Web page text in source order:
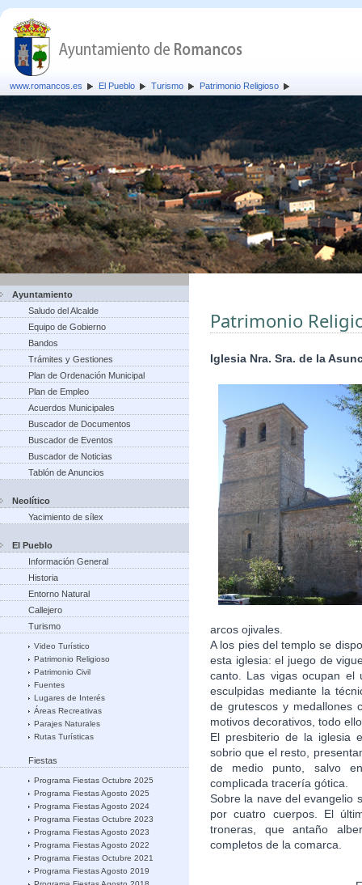
www.romancos.es El Pueblo Turismo Patrimonio Religioso
Ayuntamiento
Saludo del Alcalde
Equipo de Gobierno
Bandos
Trámites y Gestiones
Plan de Ordenación Municipal
Plan de Empleo
Acuerdos Municipales
Buscador de Documentos
Buscador de Eventos
Buscador de Noticias
Tablón de Anuncios
Neolítico
Yacimiento de sílex
El Pueblo
Información General
Historia
Entorno Natural
Callejero
Turismo
Video Turístico
Patrimonio Religioso
Patrimonio Civil
Fuentes
Lugares de Interés
Áreas Recreativas
Parajes Naturales
Rutas Turísticas
Fiestas
Programa Fiestas Octubre 2025
Programa Fiestas Agosto 2025
Programa Fiestas Agosto 2024
Programa Fiestas Octubre 2023
Programa Fiestas Agosto 2023
Programa Fiestas Agosto 2022
Programa Fiestas Octubre 2021
Programa Fiestas Agosto 2019
Patrimonio
Iglesia Nra. Sra. de la
arcos ojivales.
A los pies del templo se
esta iglesia: el juego de
canto. Las vigas ocupan el
esculpidas mediante la
de grutescos y medallones
motivos decorativos, todo
El presbiterio de la iglesia
sobrio que el resto,
de medio punto, salvo
complicada tracería gótica.
Sobre la nave del evangelio
por cuatro cuerpos. El
troneras, que antaño
completos de la comarca.